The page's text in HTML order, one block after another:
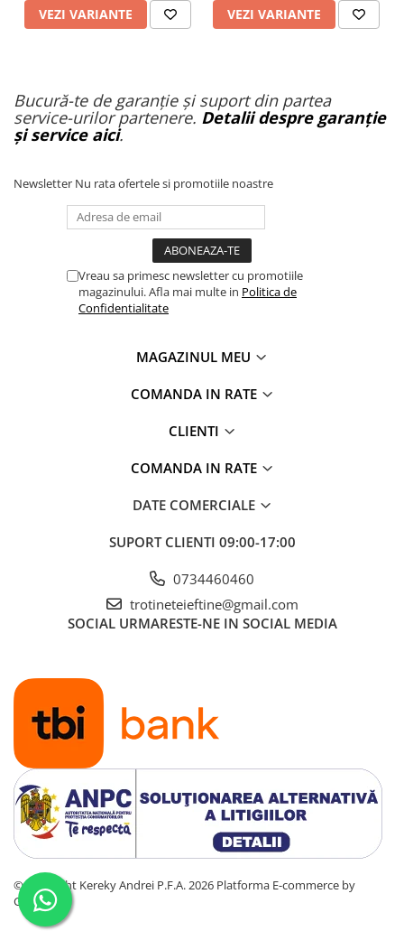
VEZI VARIANTE VEZI VARIANTE
Bucură-te de garanție și suport din partea
service-urilor partenere. Detalii despre garanție
și service aici.
Newsletter Nu rata ofertele si promotiile noastre
Vreau sa primesc newsletter cu promotiile
magazinului. Afla mai multe in Politica de
Confidentialitate
MAGAZINUL MEU
COMANDA IN RATE
CLIENTI
COMANDA IN RATE
DATE COMERCIALE
SUPORT CLIENTI 09:00-17:00
0734460460
trotineteieftine@gmail.com
SOCIAL URMARESTE-NE IN SOCIAL MEDIA
©Copyright Kereky Andrei P.F.A. 2026 Platforma E-commerce by
Gomag